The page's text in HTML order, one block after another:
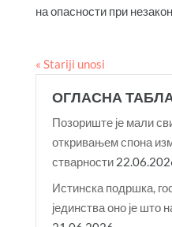
на опасности при
« Stariji unosi
ОГЛАСНА
Позориште је мали
откривањем спона
стварности
Истинска подршка,
јединства оно је што